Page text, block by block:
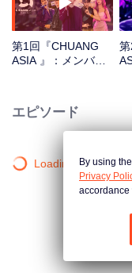
第1回『CHUANG
ASIA 』：メンバー
エピソード
Loading…By using
Privacy
accordance